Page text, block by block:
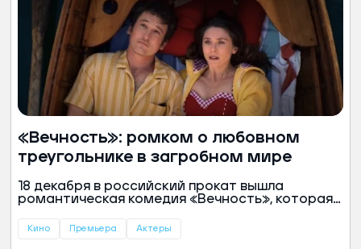
«Вечность»: ромком о любовном
треугольнике в загробном мире
18 декабря в российский прокат вышла
романтическая комедия «Вечность», которая
между двумя возлюбленными в самую
Кино Премьера Актеры